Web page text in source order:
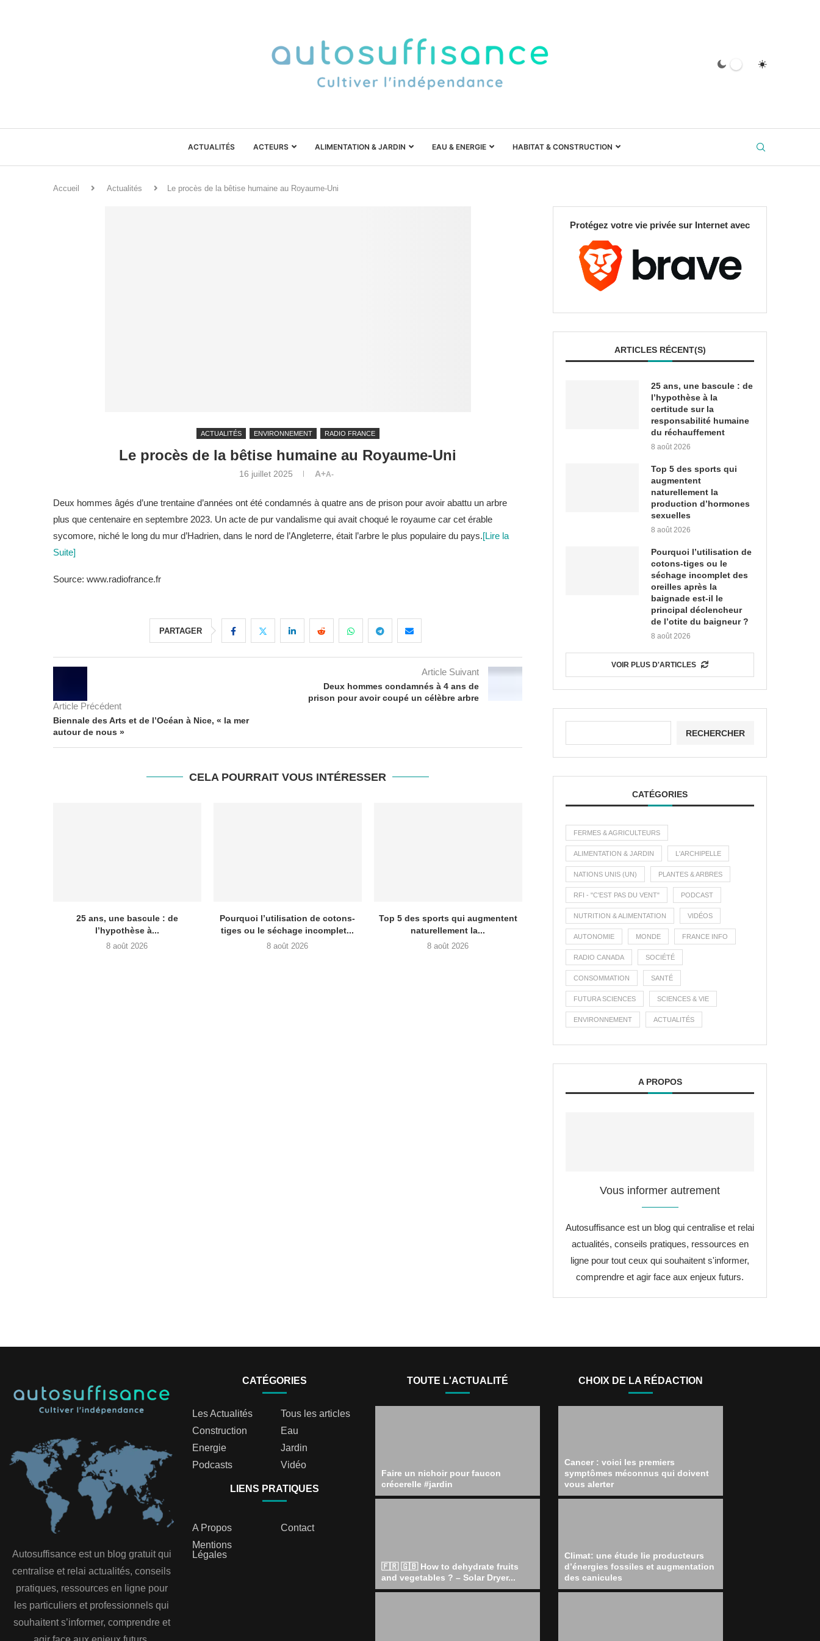
ACTUALITÉS ACTEURS ALIMENTATION & JARDIN EAU & ENERGIE HABITAT & CONSTRUCTION
Accueil Actualités Le procès de la bêtise humaine au Royaume-Uni
ACTUALITÉS ENVIRONNEMENT RADIO FRANCE
Le procès de la bêtise humaine au Royaume-Uni
16 juillet 2025 A+A-
Deux hommes âgés d’une trentaine d’années ont été condamnés à quatre ans de prison pour avoir abattu un arbre
plus que centenaire en septembre 2023. Un acte de pur vandalisme qui avait choqué le royaume car cet érable
sycomore, niché le long du mur d’Hadrien, dans le nord de l’Angleterre, était l’arbre le plus populaire du pays.[Lire la
Suite]
Source: www.radiofrance.fr
PARTAGER
Article Précédent
Biennale des Arts et de l’Océan à Nice, « la mer
autour de nous »
Article Suivant
Deux hommes condamnés à 4 ans de
prison pour avoir coupé un célèbre arbre
CELA POURRAIT VOUS INTÉRESSER
25 ans, une bascule : de
l’hypothèse à...
8 août 2026
Pourquoi l’utilisation de cotons-
tiges ou le séchage incomplet...
8 août 2026
Top 5 des sports qui augmentent
naturellement la...
8 août 2026
Protégez votre vie privée sur Internet avec
ARTICLES RÉCENT(S)
25 ans, une bascule : de
l’hypothèse à la
certitude sur la
responsabilité humaine
du réchauffement
8 août 2026
Top 5 des sports qui
augmentent
naturellement la
production d’hormones
sexuelles
8 août 2026
Pourquoi l’utilisation de
cotons-tiges ou le
séchage incomplet des
oreilles après la
baignade est-il le
principal déclencheur
de l’otite du baigneur ?
8 août 2026
VOIR PLUS D'ARTICLES
RECHERCHER
CATÉGORIES
FERMES & AGRICULTEURS
ALIMENTATION & JARDIN L'ARCHIPELLE
NATIONS UNIS (UN) PLANTES & ARBRES
RFI - "C'EST PAS DU VENT" PODCAST
NUTRITION & ALIMENTATION VIDÉOS
AUTONOMIE MONDE FRANCE INFO
RADIO CANADA SOCIÉTÉ
CONSOMMATION SANTÉ
FUTURA SCIENCES SCIENCES & VIE
ENVIRONNEMENT ACTUALITÉS
A PROPOS
Vous informer autrement
Autosuffisance est un blog qui centralise et relai
actualités, conseils pratiques, ressources en
ligne pour tout ceux qui souhaitent s'informer,
comprendre et agir face aux enjeux futurs.
Autosuffisance est un blog gratuit qui
centralise et relai actualités, conseils
pratiques, ressources en ligne pour
les particuliers et professionnels qui
souhaitent s’informer, comprendre et
CATÉGORIES
Les Actualités
Tous les articles
Construction
Eau
Energie
Jardin
Podcasts
Vidéo
LIENS PRATIQUES
A Propos
Contact
Mentions
Légales
TOUTE L'ACTUALITÉ
Faire un nichoir pour faucon
crécerelle #jardin
🇫🇷 🇬🇧 How to dehydrate fruits
and vegetables ? – Solar Dryer...
CHOIX DE LA RÉDACTION
Cancer : voici les premiers
symptômes méconnus qui doivent
vous alerter
Climat: une étude lie producteurs
d’énergies fossiles et augmentation
des canicules